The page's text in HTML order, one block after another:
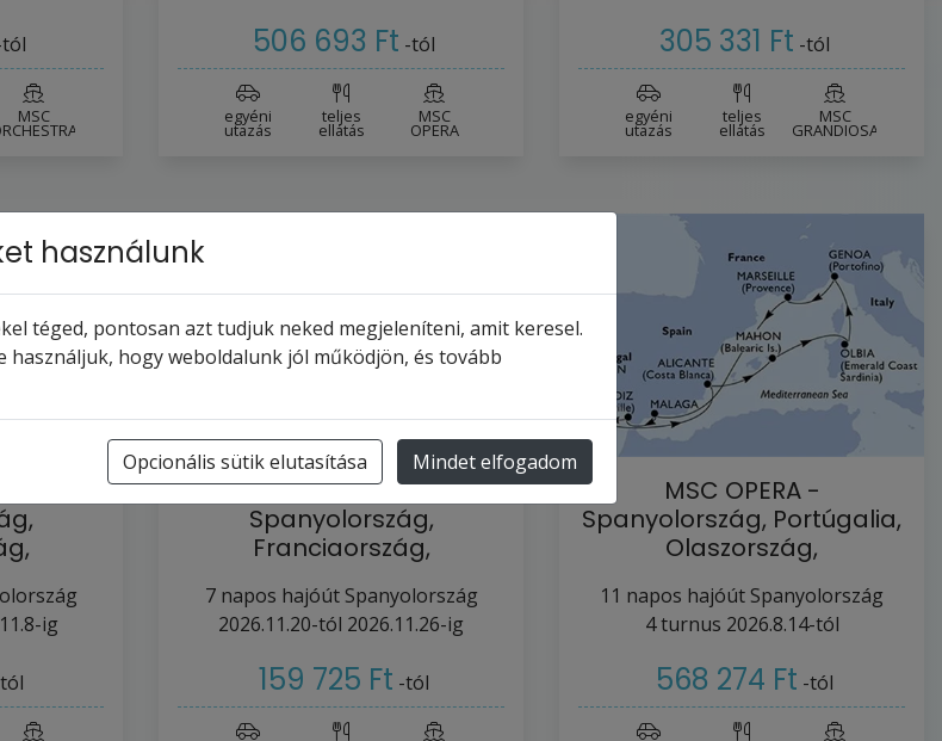
MSC
506 693 Ft -tól
egyéni
utazás
teljes
ellátás
MSC
OPERA
305 331 Ft -tól
egyéni
utazás
teljes
ellátás
MSC
GRANDIOSA
ig
MSC SINFONIA -
Spanyolország,
Franciaország,
7napos hajóút Spanyolország
2026.11.20-tól 2026.11.26-ig
159 725 Ft -tól
MSC OPERA -
Spanyolország, Portúgalia,
Olaszország,
11 napos hajóút Spanyolország
4turnus 2026.8.14-tól
568 274 Ft -tól
használunk
téged, pontosan azt tudjuk neked megjeleníteni, amit keresel.
használjuk, hogy weboldalunk jól működjön, és tovább
Opcionális sütik elutasítása Mindet elfogadom